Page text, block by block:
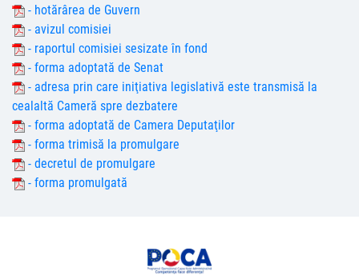
- hotărârea de Guvern
- avizul comisiei
- raportul comisiei sesizate în fond
- forma adoptată de Senat
- adresa prin care iniţiativa legislativă este transmisă la
cealaltă Cameră spre dezbatere
- forma adoptată de Camera Deputaţilor
- forma trimisă la promulgare
- decretul de promulgare
- forma promulgată